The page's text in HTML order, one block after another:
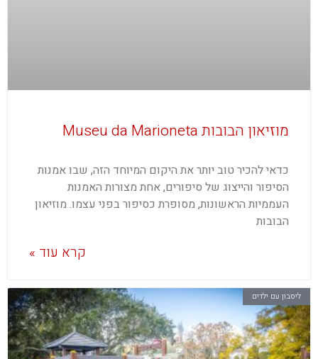
מוזיאון הבובות Museu da Marioneta
כדאי להכיר טוב יותר את היקום המיוחד הזה, שבו אמנות
הסיפור והייצוג של סיפורים, אחת מצורות האמנות
העממיות הראשונות, מסופרת כסיפור בפני עצמו. מוזיאון
הבובות
קרא עוד »
ליסבון עם ילדים